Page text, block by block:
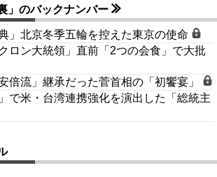
」のバックナンバー
」北京冬季五輪を控えた東京の使命
ロン大統領」直前「2つの会食」で大批
倍流」継承だった菅首相の「初饗宴」
で米・台湾連携強化を演出した「総統主